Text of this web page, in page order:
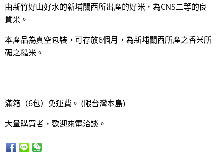
由新竹好山好水的新埔關西所出產的好米，為CNS二等的良
質米。
本產品為真空包裝，可存放6個月，為新埔關西所產之香米所
碾之糙米。
滿箱（6包）免運費。 (限台灣本島)
大量購買者，歡迎來電洽談。